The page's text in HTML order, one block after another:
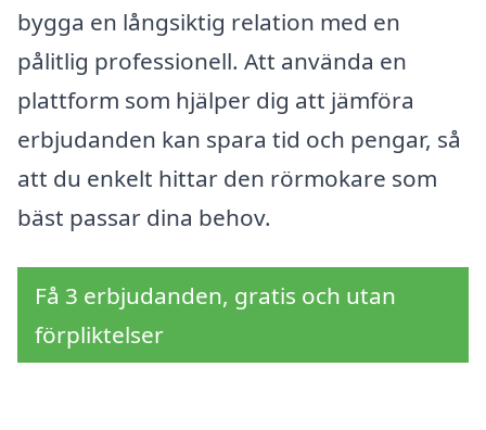
bygga en långsiktig relation med en
pålitlig professionell. Att använda en
plattform som hjälper dig att jämföra
erbjudanden kan spara tid och pengar, så
att du enkelt hittar den rörmokare som
bäst passar dina behov.
Få 3 erbjudanden, gratis och utan
förpliktelser